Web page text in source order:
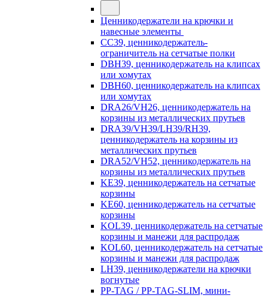
Ценникодержатели на крючки и
навесные элементы
CC39, ценникодержатель-
ограничитель на сетчатые полки
DBH39, ценникодержатель на клипсах
или хомутах
DBH60, ценникодержатель на клипсах
или хомутах
DRA26/VH26, ценникодержатель на
корзины из металлических прутьев
DRA39/VH39/LH39/RH39,
ценникодержатель на корзины из
металлических прутьев
DRA52/VH52, ценникодержатель на
корзины из металлических прутьев
KE39, ценникодержатель на сетчатые
корзины
KE60, ценникодержатель на сетчатые
корзины
KOL39, ценникодержатель на сетчатые
корзины и манежи для распродаж
KOL60, ценникодержатель на сетчатые
корзины и манежи для распродаж
LH39, ценникодержатели на крючки
вогнутые
PP-TAG / PP-TAG-SLIM, мини-